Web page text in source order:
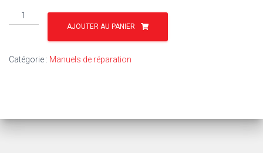
quantité
de
MOISSONNEUSE-
AJOUTER AU PANIER
Catégorie : Manuels de réparation